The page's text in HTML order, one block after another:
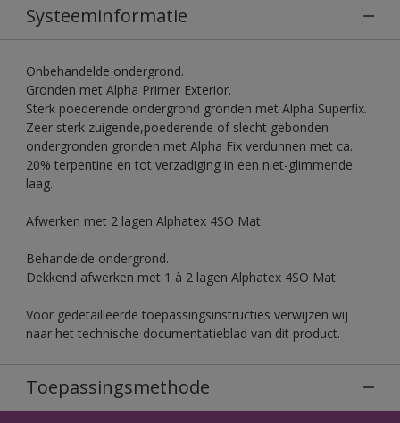
Systeeminformatie
Onbehandelde ondergrond.
Gronden met Alpha Primer Exterior.
Sterk poederende ondergrond gronden met Alpha Superfix.
Zeer sterk zuigende,poederende of slecht gebonden
ondergronden gronden met Alpha Fix verdunnen met ca.
20% terpentine en tot verzadiging in een niet-glimmende
laag.
Afwerken met 2 lagen Alphatex 4SO Mat.
Behandelde ondergrond.
Dekkend afwerken met 1 à 2 lagen Alphatex 4SO Mat.
Voor gedetailleerde toepassingsinstructies verwijzen wij
naar het technische documentatieblad van dit product.
Toepassingsmethode